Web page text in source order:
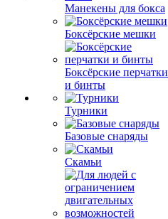
Манекены для бокса
Боксёрские мешки
Боксёрские перчатки
и бинты
Турники
Базовые снаряды
Скамьи